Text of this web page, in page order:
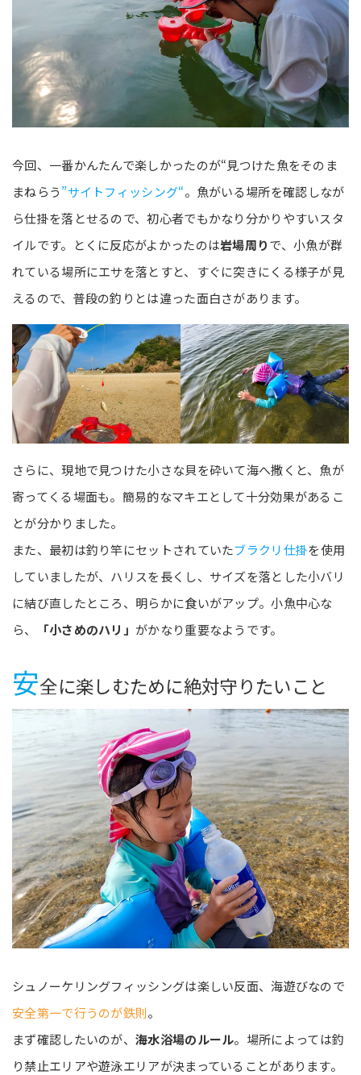
今回、一番かんたんで楽しかったのが“見つけた魚をそのま
まねらう”サイトフィッシング“。魚がいる場所を確認しなが
ら仕掛を落とせるので、初心者でもかなり分かりやすいスタ
イルです。とくに反応がよかったのは岩場周りで、小魚が群
れている場所にエサを落とすと、すぐに突きにくる様子が見
えるので、普段の釣りとは違った面白さがあります。
さらに、現地で見つけた小さな貝を砕いて海へ撒くと、魚が
寄ってくる場面も。簡易的なマキエとして十分効果があるこ
とが分かりました。
また、最初は釣り竿にセットされていたブラクリ仕掛を使用
していましたが、ハリスを長くし、サイズを落とした小バリ
に結び直したところ、明らかに食いがアップ。小魚中心な
ら、
「小さめのハリ」 がかなり重要なようです。
安全に楽しむために絶対守りたいこと
シュノーケリングフィッシングは楽しい反面、海遊びなので
安全第一で行うのが鉄則。
まず確認したいのが、 海水浴場のルール。場所によっては釣
り禁止エリアや遊泳エリアが決まっていることがあります。